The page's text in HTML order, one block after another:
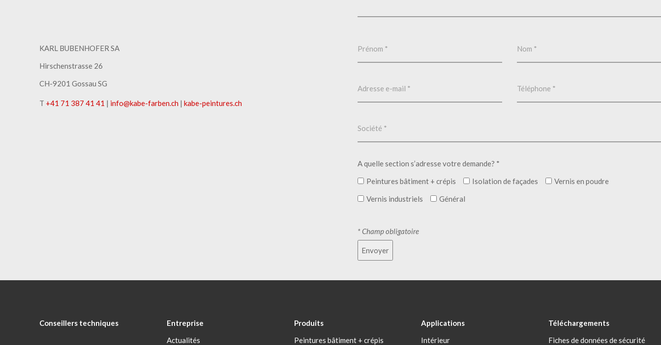
KARL BUBENHOFER SA
Hirschenstrasse 26
CH-9201 Gossau SG
T +41 71 387 41 41 | info@kabe-farben.ch | kabe-peintures.ch
A quelle section s’adresse votre demande? *
Peintures bâtiment + crépis
Isolation de façades
Vernis en poudre
Vernis industriels
Général
* Champ obligatoire
Envoyer
Conseillers techniques
Entreprise
Actualités
Produits
Peintures bâtiment + crépis
Applications
Intérieur
Téléchargements
Fiches de données de sécurité